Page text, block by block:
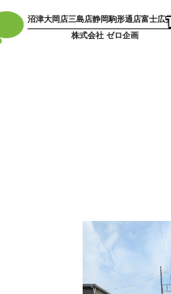
沼津大岡店三島店静岡駒形通店富士広
株式会社 ゼロ企画